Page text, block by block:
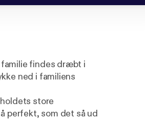
familie findes dræbt i
ned i familiens
store
perfekt, som det så ud